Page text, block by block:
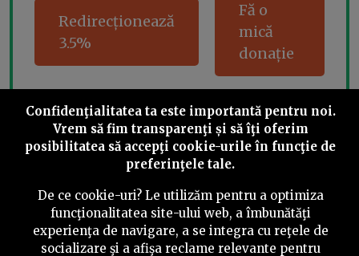
Redirecționează
3.5%
Fă o
mică
donație
Share this
© 2026 PressOne.ro
Confidenţialitatea ta este importantă pentru noi.
Vrem să fim transparenţi și să îţi oferim
posibilitatea să accepţi cookie-urile în funcţie de
preferinţele tale.
De ce cookie-uri? Le utilizăm pentru a optimiza
funcţionalitatea site-ului web, a îmbunătăţi
experienţa de navigare, a se integra cu reţele de
socializare şi a afişa reclame relevante pentru